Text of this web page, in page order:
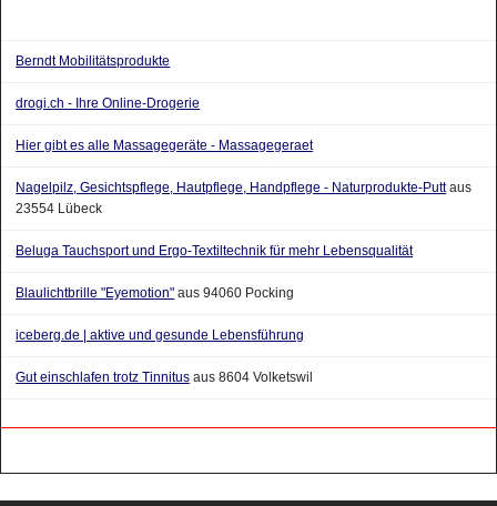
Berndt Mobilitätsprodukte
drogi.ch - Ihre Online-Drogerie
Hier gibt es alle Massagegeräte - Massagegeraet
Nagelpilz, Gesichtspflege, Hautpflege, Handpflege - Naturprodukte-Puttaus
23554 Lübeck
Beluga Tauchsport und Ergo-Textiltechnik für mehr Lebensqualität
Blaulichtbrille "Eyemotion" aus 94060 Pocking
iceberg.de | aktive und gesunde Lebensführung
Gut einschlafen trotz Tinnitus aus 8604 Volketswil